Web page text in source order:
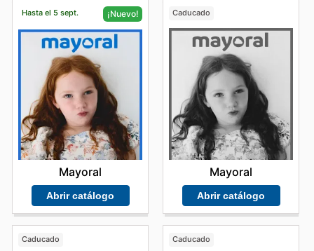
Hasta el 5 sept. ¡Nuevo!
Mayoral
Abrir catálogo
Caducado
Mayoral
Abrir catálogo
Caducado Caducado